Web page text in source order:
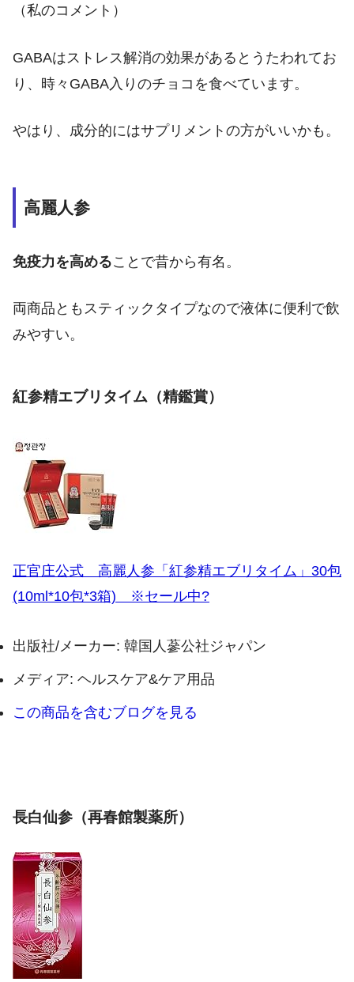
（私のコメント）
GABAはストレス解消の効果があるとうたわれてお
り、時々GABA入りのチョコを食べています。
やはり、成分的にはサプリメントの方がいいかも。
高麗人参
免疫力を高めることで昔から有名。
両商品ともスティックタイプなので液体に便利で飲
みやすい。
紅参精エブリタイム（精鑑賞）
正官庄公式 高麗人参「紅参精エブリタイム」30包
(10ml*10包*3箱) ※セール中?
出版社/メーカー: 韓国人蔘公社ジャパン
メディア: ヘルスケア&ケア用品
この商品を含むブログを見る
長白仙参（再春館製薬所）